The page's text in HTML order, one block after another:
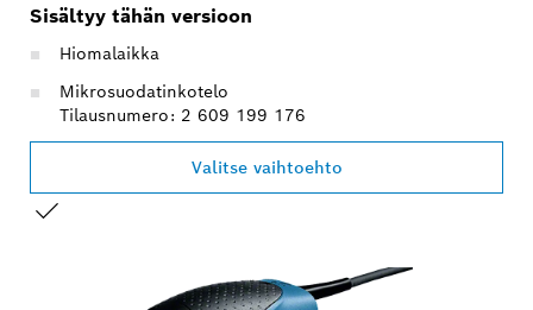
Sisältyy tähän versioon
Hiomalaikka
Mikrosuodatinkotelo
Tilausnumero: 2 609 199 176
Valitse vaihtoehto